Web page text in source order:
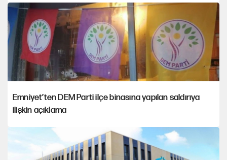
Emniyet’ten DEM Parti ilçe binasına yapılan saldırıya
ilişkin açıklama